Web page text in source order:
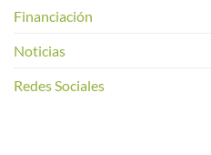
Financiación
Noticias
Redes Sociales